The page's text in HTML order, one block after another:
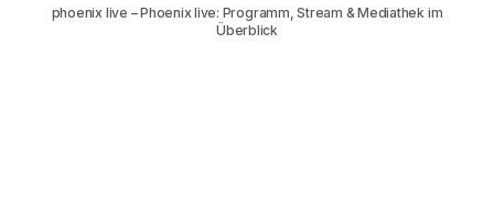
phoenix live – Phoenix live: Programm, Stream & Mediathek im
Überblick